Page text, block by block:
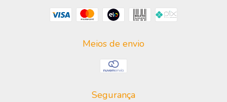
Meios de envio
Segurança